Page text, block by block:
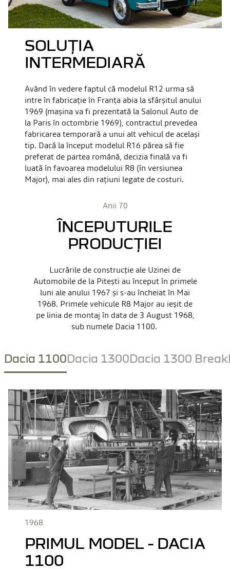
SOLUȚIA
INTERMEDIARĂ
Având în vedere faptul că modelul R12 urma să
intre în fabricație în Franța abia la sfârșitul anului
1969 (mașina va fi prezentată la Salonul Auto de
la Paris în octombrie 1969), contractul prevedea
fabricarea temporară a unui alt vehicul de același
tip. Dacă la început modelul R16 părea să fie
preferat de partea română, decizia finală va fi
luată în favoarea modelului R8 (în versiunea
Major), mai ales din rațiuni legate de costuri.
Anii 70
ÎNCEPUTURILE
PRODUCȚIEI
Lucrările de construcție ale Uzinei de
Automobile de la Pitești au început în primele
luni ale anului 1967 și s-au încheiat în Mai
1968. Primele vehicule R8 Major au ieșit de
pe linia de montaj în data de 3 August 1968,
sub numele Dacia 1100.
Dacia 1100Dacia 1300Dacia 1300 Break
1968
PRIMUL MODEL - DACIA
1100